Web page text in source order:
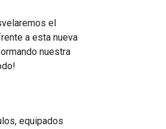
el
a esta nueva
nuestra
equipados